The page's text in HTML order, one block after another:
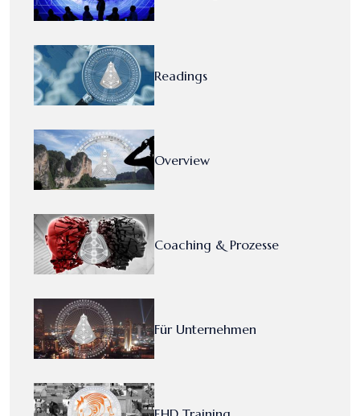
Readings
Overview
Coaching & Prozesse
Für Unternehmen